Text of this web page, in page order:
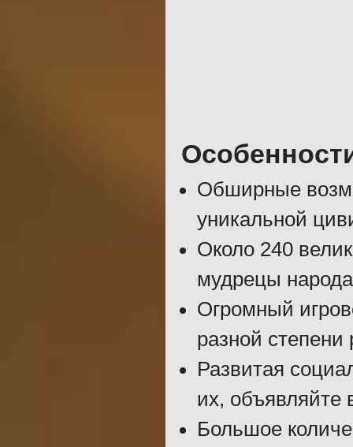
Обширные
уникальной
Около 240
мудрецы
Огромный
разной степени
Развитая
их, объявляйте
Большое